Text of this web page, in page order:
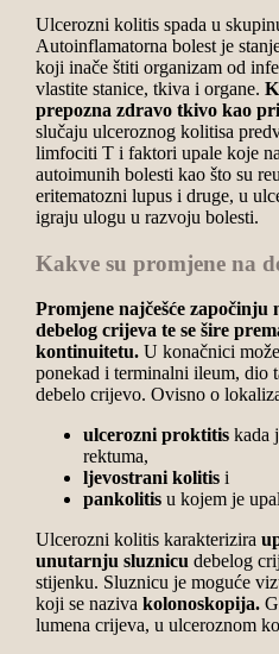
Ulcerozni kolitis spada u
Autoinflamatorna bolest je
koji inače štiti organizam od
vlastite stanice, tkiva i organe.
prepozna zdravo tkivo kao
slučaju ulceroznog kolitisa
limfociti T i faktori upale koje
autoimunih bolesti kao što su
eritematozni lupus i druge, u
igraju ulogu u razvoju bolesti.
Kakve su promjene na
Promjene najčešće
debelog crijeva te se šire
kontinuitetu. U konačnici
ponekad i terminalni ileum, dio
debelo crijevo. Ovisno o
ulcerozni proktitiskada
rektuma,
ljevostrani kolitisi
pankolitisu kojem je
Ulcerozni kolitis karakterizira
unutarnju sluznicu debelog
stijenku. Sluznicu je moguće
koji se naziva kolonoskopija.
lumena crijeva, u ulceroznom